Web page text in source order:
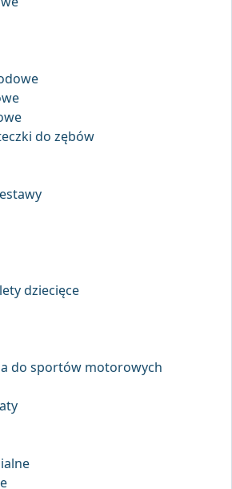
do zębów
dziecięce
do sportów motorowych